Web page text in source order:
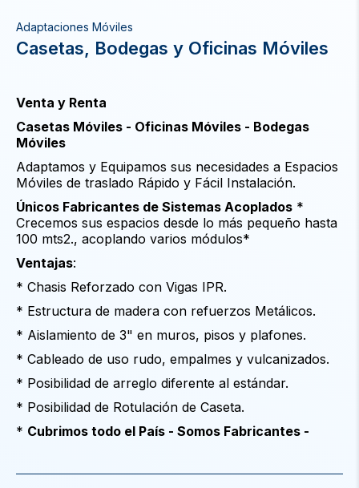
Adaptaciones Móviles
Casetas, Bodegas y Oficinas Móviles
Venta y Renta
Casetas Móviles - Oficinas Móviles - Bodegas
Móviles
Adaptamos y Equipamos sus necesidades a Espacios
Móviles de traslado Rápido y Fácil Instalación.
Únicos Fabricantes de Sistemas Acoplados *
Crecemos sus espacios desde lo más pequeño hasta
100 mts2., acoplando varios módulos*
Ventajas:
* Chasis Reforzado con Vigas IPR.
* Estructura de madera con refuerzos Metálicos.
* Aislamiento de 3" en muros, pisos y plafones.
* Cableado de uso rudo, empalmes y vulcanizados.
* Posibilidad de arreglo diferente al estándar.
* Posibilidad de Rotulación de Caseta.
* Cubrimos todo el País - Somos Fabricantes -